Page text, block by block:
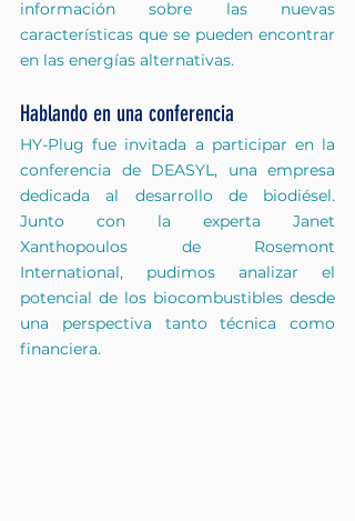
información sobre las nuevas
características que se pueden encontrar
en las energías alternativas.
Hablando en una conferencia
HY-Plug fue invitada a participar en la
conferencia de DEASYL, una empresa
dedicada al desarrollo de biodiésel.
Junto con la experta Janet
Xanthopoulos de Rosemont
International, pudimos analizar el
potencial de los biocombustibles desde
una perspectiva tanto técnica como
financiera.